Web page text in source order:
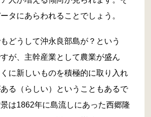
タにあらわれることでしょう。
どうして沖永良部島が？という
が、主幹産業として農業が盛ん
に新しいものを積極的に取り入れ
る（らしい）ということもあるで
は1862年に島流しにあった西郷隆